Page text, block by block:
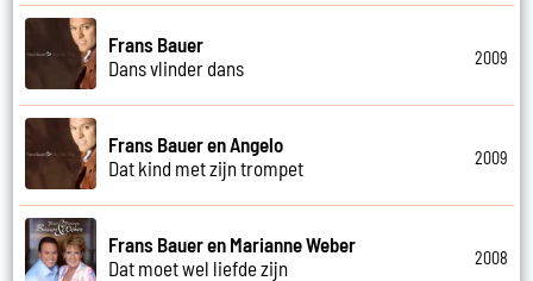
Frans Bauer
Dans vlinder dans
2009
Frans Bauer en Angelo
Dat kind met zijn trompet
2009
Frans Bauer en Marianne Weber
Dat moet wel liefde zijn
2008